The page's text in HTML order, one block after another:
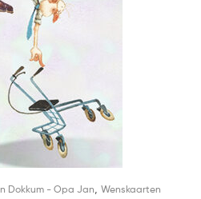
Dokkum - Opa Jan Wenskaarten